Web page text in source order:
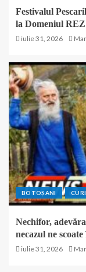
Festivalul
la Domeniul
iulie 31, 2026
BOTOȘANI
Nechifor,
necazul ne
iulie 31, 2026